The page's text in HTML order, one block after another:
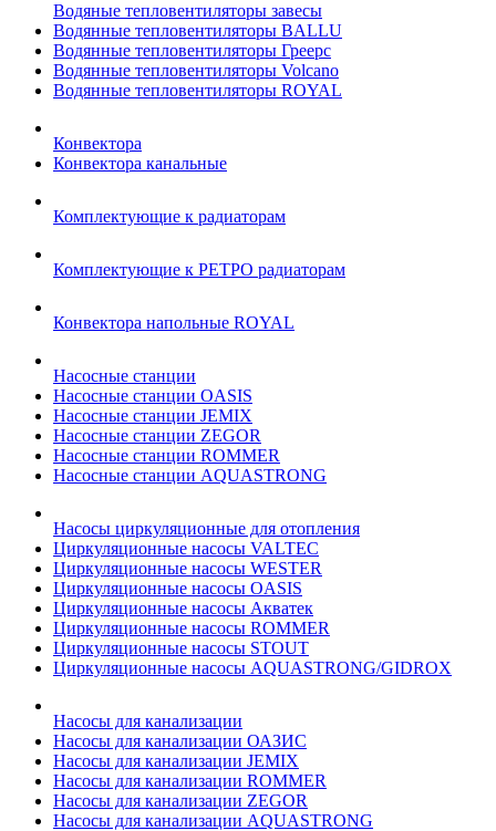
Водяные тепловентиляторы завесы
Водянные тепловентиляторы BALLU
Водянные тепловентиляторы Греерс
Водянные тепловентиляторы Volcano
Водянные тепловентиляторы ROYAL
Конвектора
Конвектора канальные
Комплектующие к радиаторам
Комплектующие к РЕТРО радиаторам
Конвектора напольные ROYAL
Насосные станции
Насосные станции OASIS
Насосные станции JEMIX
Насосные станции ZEGOR
Насосные станции ROMMER
Насосные станции AQUASTRONG
Насосы циркуляционные для отопления
Циркуляционные насосы VALTEC
Циркуляционные насосы WESTER
Циркуляционные насосы OASIS
Циркуляционные насосы Акватек
Циркуляционные насосы ROMMER
Циркуляционные насосы STOUT
Циркуляционные насосы AQUASTRONG/GIDROX
Насосы для канализации
Насосы для канализации ОАЗИС
Насосы для канализации JEMIX
Насосы для канализации ROMMER
Насосы для канализации ZEGOR
Насосы для канализации AQUASTRONG